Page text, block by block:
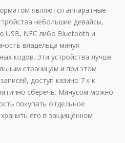
являются аппаратные
небольшие девайсы,
NFC либо Bluetooth и
владельца минуя
кодов. Эти устройства лучше
страницам и при этом
доступ казино 7 к к
сберечь. Минусом можно
покупать отдельное
его в защищенном